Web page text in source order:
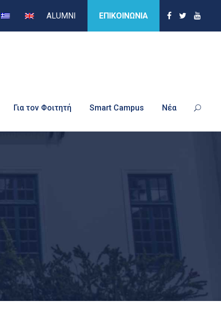
ALUMNI ΕΠΙΚΟΙΝΩΝΙΑ
Για τον Φοιτητή Smart Campus Νέα